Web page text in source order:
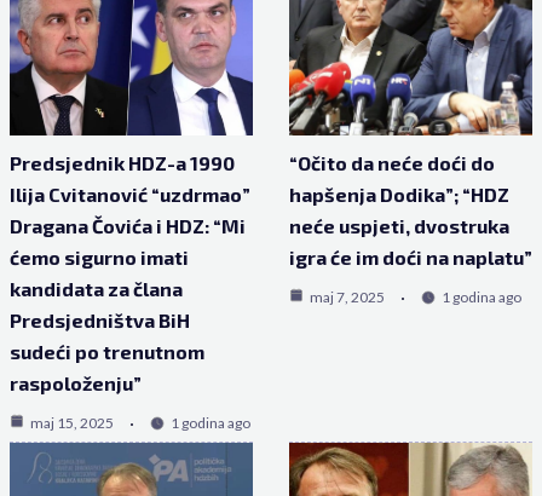
Predsjednik HDZ-a 1990
Ilija Cvitanović “uzdrmao”
Dragana Čovića i HDZ: “Mi
ćemo sigurno imati
kandidata za člana
Predsjedništva BiH
sudeći po trenutnom
raspoloženju”
maj 15, 2025 1 godina ago
“Očito da neće doći do
hapšenja Dodika”; “HDZ
neće uspjeti, dvostruka
igra će im doći na naplatu”
maj 7, 2025 1 godina ago